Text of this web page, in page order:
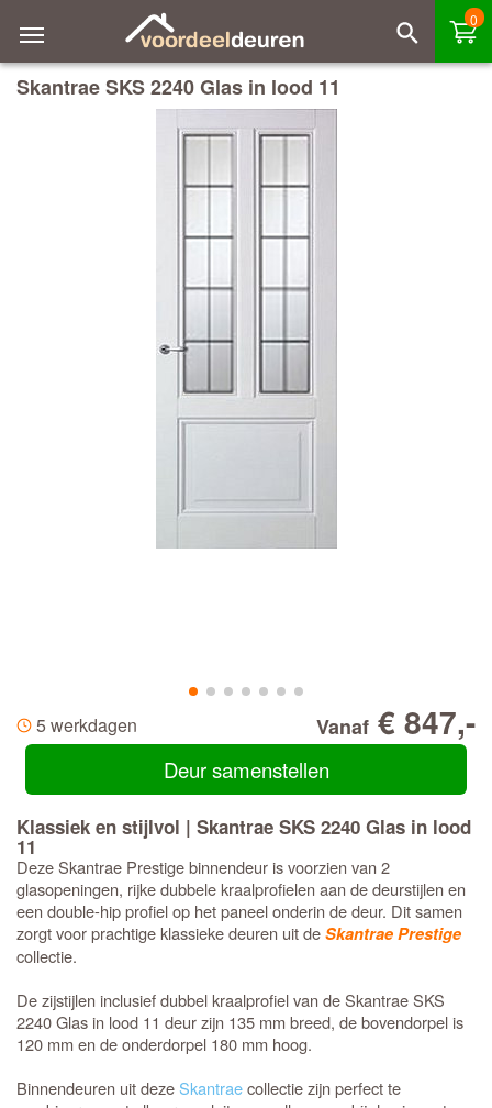
0
Skantrae SKS 2240 Glas in lood 11
5 werkdagen Vanaf € 847,-
Deur samenstellen
Klassiek en stijlvol | Skantrae SKS 2240 Glas in lood
11
Deze Skantrae Prestige binnendeur is voorzien van 2
glasopeningen, rijke dubbele kraalprofielen aan de deurstijlen en
een double-hip profiel op het paneel onderin de deur. Dit samen
zorgt voor prachtige klassieke deuren uit deSkantrae Prestige
collectie.
De zijstijlen inclusief dubbel kraalprofiel van de Skantrae SKS
2240 Glas in lood 11 deur zijn 135 mm breed, de bovendorpel is
120 mm en de onderdorpel 180 mm hoog.
Binnendeuren uit dezeSkantraecollectie zijn perfect te